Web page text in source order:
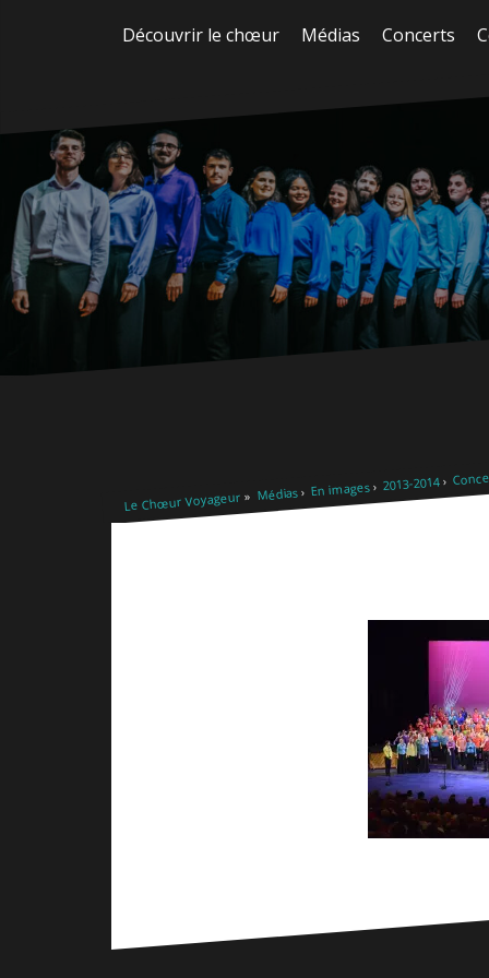
Découvrir le chœur Médias Concerts
Le Chœur Voyageur Médias En images 2013-2014